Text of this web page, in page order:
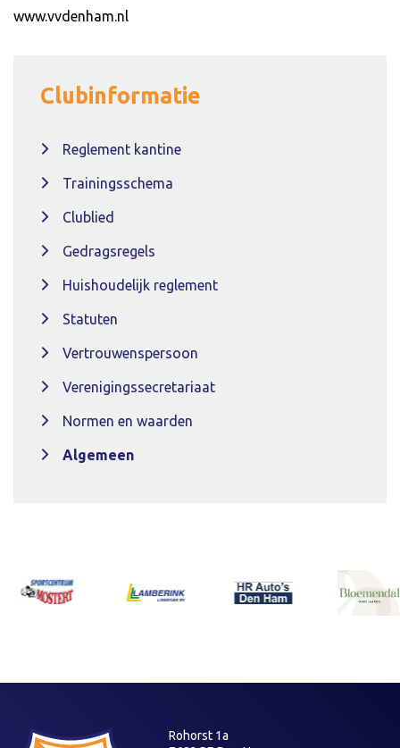
Clubinformatie
Reglement kantine
Trainingsschema
Clublied
Gedragsregels
Huishoudelijk reglement
Statuten
Vertrouwenspersoon
Verenigingssecretariaat
Normen en waarden
Algemeen
www.vvdenham.nl
Rohorst 1a